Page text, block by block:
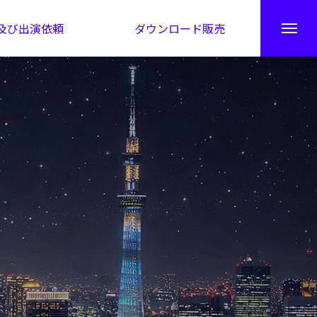
び出演依頼 ダウンロード販売
秘伝公開！吉凶カレンダー